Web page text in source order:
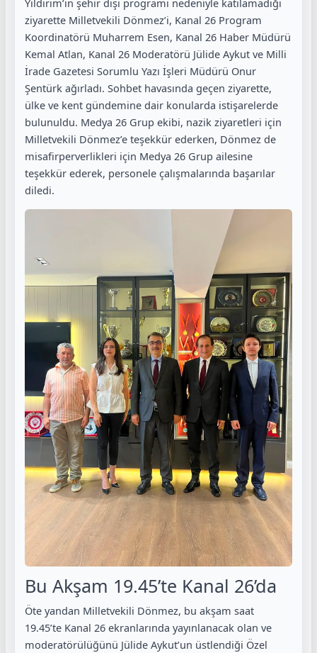
Yıldırım’ın şehir dışı programı nedeniyle katılamadığı
ziyarette Milletvekili Dönmez’i, Kanal 26 Program
Koordinatörü Muharrem Esen, Kanal 26 Haber Müdürü
Kemal Atlan, Kanal 26 Moderatörü Jülide Aykut ve Milli
İrade Gazetesi Sorumlu Yazı İşleri Müdürü Onur
Şentürk ağırladı. Sohbet havasında geçen ziyarette,
ülke ve kent gündemine dair konularda istişarelerde
bulunuldu. Medya 26 Grup ekibi, nazik ziyaretleri için
Milletvekili Dönmez’e teşekkür ederken, Dönmez de
misafirperverlikleri için Medya 26 Grup ailesine
teşekkür ederek, personele çalışmalarında başarılar
diledi.
Bu Akşam 19.45’te Kanal 26’da
Öte yandan Milletvekili Dönmez, bu akşam saat
19.45’te Kanal 26 ekranlarında yayınlanacak olan ve
moderatörülüğünü Jülide Aykut’un üstlendiği Özel